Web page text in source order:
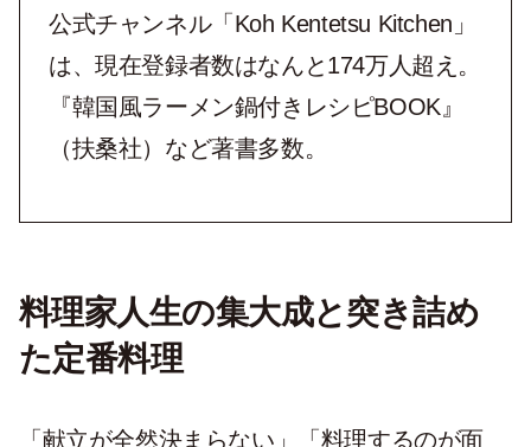
公式チャンネル「Koh Kentetsu Kitchen」
は、現在登録者数はなんと174万人超え。
『韓国風ラーメン鍋付きレシピBOOK』
（扶桑社）など著書多数。
料理家人生の集大成と突き詰め
た定番料理
「献立が全然決まらない」「料理するのが面